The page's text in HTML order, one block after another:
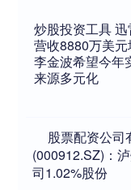
炒股投资工具
营收8880万美
李金波希望今年
来源多元化
股票配资公司
(000912.SZ)：
司1.02%股份